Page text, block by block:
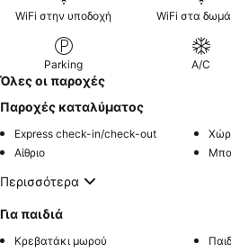
WiFi στην υποδοχή WiFi στα
Parking A/C
Όλες οι παροχές
Παροχές καταλύματος
Express check-in/check-out
Αίθριο
Περισσότερα
Για παιδιά
Κρεβατάκι μωρού